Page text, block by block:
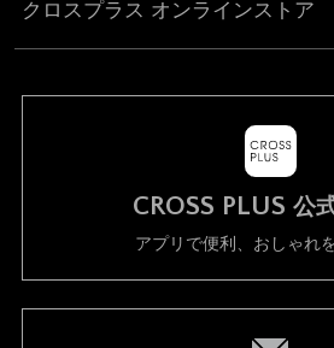
クロスプラス オンラインストア
CROSS PLUS 公
アプリで便利、おしゃれ